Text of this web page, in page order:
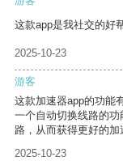
这款app是我社交的好
2025-10-23
游客
这款加速器app的功能
一个自动切换线路的
路，从而获得更好的加
2025-10-23